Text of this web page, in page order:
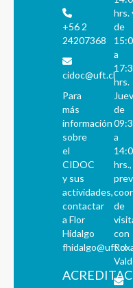
+56 2
24207368
cidoc@uft.cl
Para
más
información
sobre
el
CIDOC
y sus
actividades,
contactar
a Flor
Hidalgo
fhidalgo@uft.cl
hrs.
de
a
hrs.
de
a
hrs.,
de
con